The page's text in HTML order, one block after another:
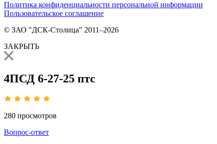
Политика конфиденциальности персональной информации
Пользовательское соглашение
© ЗАО "ДСК-Столица" 2011–2026
ЗАКРЫТЬ
4ПСД 6-27-25 птс
280 просмотров
Вопрос-ответ